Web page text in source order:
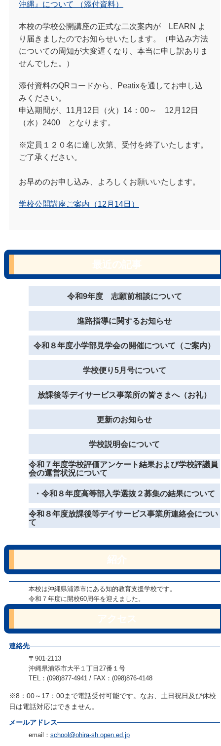
沖縄』 について （添付資料）
本校の学校公開講座の正式な二次案内が LEARN よ
り届きましたのでお知らせいたします。（申込み方法
についての周知が大変遅くなり、本当に申し訳ありま
せんでした。）
添付資料のQRコードから、 Peatixを通してお申し込
みください。
申込期間が、11 月12 日（火）14：00～ 12 月12 日
（水）2400 となります。
※定員１２０名に達し次第、受付を終了いたします。
ご了承ください。
お早めのお申し込み、よろしくお願いいたします。
学校公開講座ご案内（12月14日）
令和9年度 志願前相談について
進路指導に関するお知らせ
令和８年度小学部見学会の開催について（ご案内）
学校便り5月号について
放課後等デイサービス事業所の皆さまへ（お礼）
更新のお知らせ
学校説明会について
令和７年度学校評価アンケート結果および学校評議員
会の運営状況について
・令和８年度高等部入学選抜２募集の結果について
令和８年度放課後等デイサービス事業所連絡会につい
て
本校は沖縄県浦添市にある知的教育支援学校です。
令和７年度に開校60周年を迎えました。
連絡先
〒901-2113
沖縄県浦添市大平１丁目27番１号
TEL：(098)877-4941 / FAX：(098)876-4148
※8：00～17：00まで電話受付可能です。なお、土日祝日及び休校
日は電話対応はできません。
メールアドレス
email： school@ohira-sh.open.ed.jp